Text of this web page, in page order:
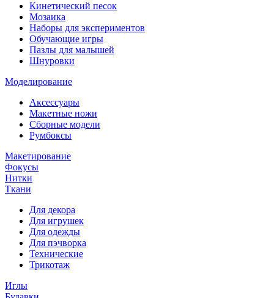
Кинетический песок
Мозаика
Наборы для экспериментов
Обучающие игры
Пазлы для малышей
Шнуровки
Моделирование
Аксессуары
Макетные ножи
Сборные модели
Румбоксы
Макетирование
Фокусы
Нитки
Ткани
Для декора
Для игрушек
Для одежды
Для пэчворка
Технические
Трикотаж
Иглы